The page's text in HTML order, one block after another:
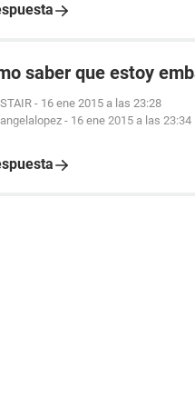
saber que estoy
- 16 ene 2015 a las 23:28
- 16 ene 2015 a las 23:34